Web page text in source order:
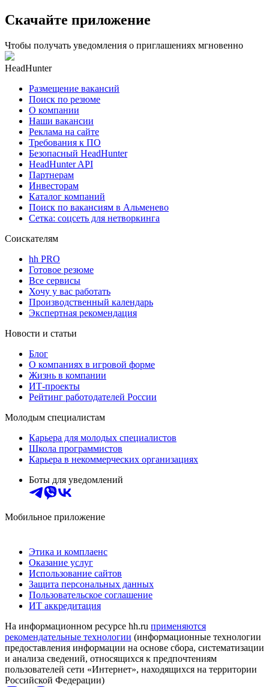
Скачайте приложение
Чтобы получать уведомления о приглашениях мгновенно
HeadHunter
Размещение вакансий
Поиск по резюме
О компании
Наши вакансии
Реклама на сайте
Требования к ПО
Безопасный HeadHunter
HeadHunter API
Партнерам
Инвесторам
Каталог компаний
Поиск по вакансиям в Альменево
Сетка: соцсеть для нетворкинга
Соискателям
hh PRO
Готовое резюме
Все сервисы
Хочу у вас работать
Производственный календарь
Экспертная рекомендация
Новости и статьи
Блог
О компаниях в игровой форме
Жизнь в компании
ИТ-проекты
Рейтинг работодателей России
Молодым специалистам
Карьера для молодых специалистов
Школа программистов
Карьера в некоммерческих организациях
Боты для уведомлений
Мобильное приложение
Этика и комплаенс
Оказание услуг
Использование сайтов
Защита персональных данных
Пользовательское соглашение
ИТ аккредитация
На информационном ресурсе hh.ru применяются
рекомендательные технологии (информационные технологии
предоставления информации на основе сбора, систематизации
и анализа сведений, относящихся к предпочтениям
пользователей сети «Интернет», находящихся на территории
Российской Федерации)